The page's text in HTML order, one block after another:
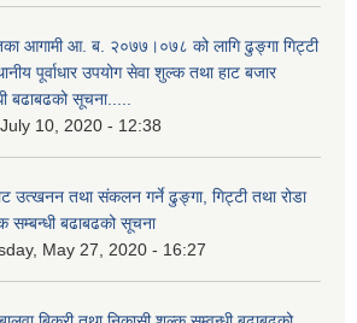
आगामी आ. ब. २०७७।०७८ को लागि ढुङ्गा गिट्टी
पूर्वाधार उपयोग सेवा शुल्क तथा हाट बजार
बढाबढको सूचना.....
10, 2020 - 12:38
उत्खनन तथा संकलन गर्ने ढुङ्गा, गिट्टी तथा रोडा
सम्बन्धी बढाबढको सूचना
May 27, 2020 - 16:27